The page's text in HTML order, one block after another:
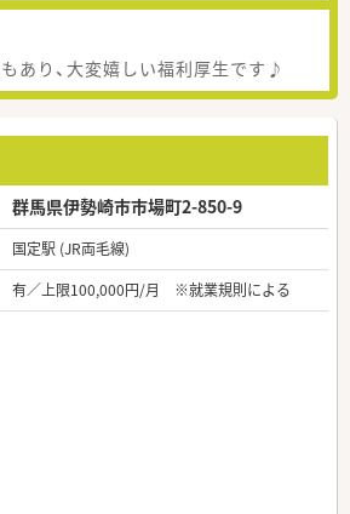
あり、大変嬉しい福利厚生です♪
群馬県伊勢崎市市場町2-850-9
国定駅 (JR両毛線)
有／上限100,000円/月 ※就業規則による